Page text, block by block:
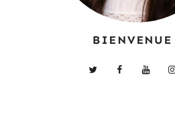
BIENVENUE